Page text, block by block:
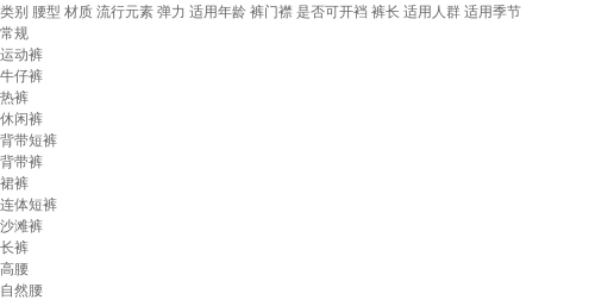
类别 腰型 材质 流行元素 弹力 适用年龄 裤门襟 是否可开裆 裤长 适用人群 适用季节
常规
运动裤
牛仔裤
热裤
休闲裤
背带短裤
背带裤
裙裤
连体短裤
沙滩裤
长裤
高腰
自然腰